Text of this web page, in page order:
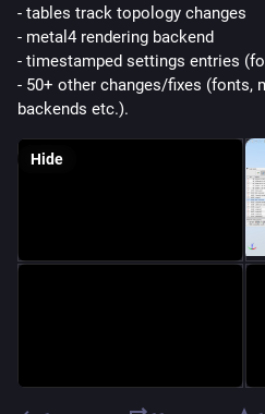
- tables track topology changes
- metal4 rendering backend
- timestamped settings entries
- 50+ other changes/fixes (fonts,
backends etc.).
Hide